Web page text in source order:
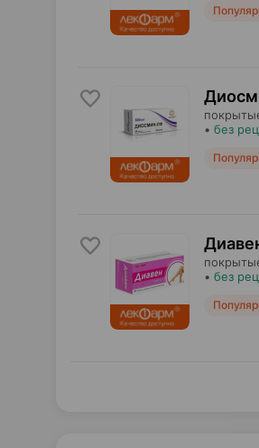
• без
• без